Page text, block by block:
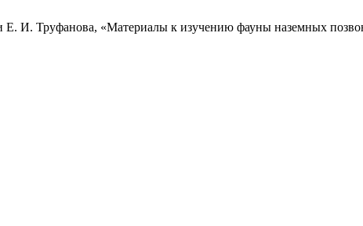
И. Труфанова, «Материалы к изучению фауны наземных